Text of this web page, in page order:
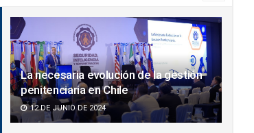
La necesaria evolución de la gestión
penitenciaria en Chile
12 DE JUNIO DE 2024